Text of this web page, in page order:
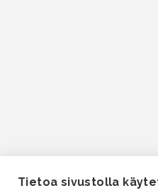
Tietoa sivustolla